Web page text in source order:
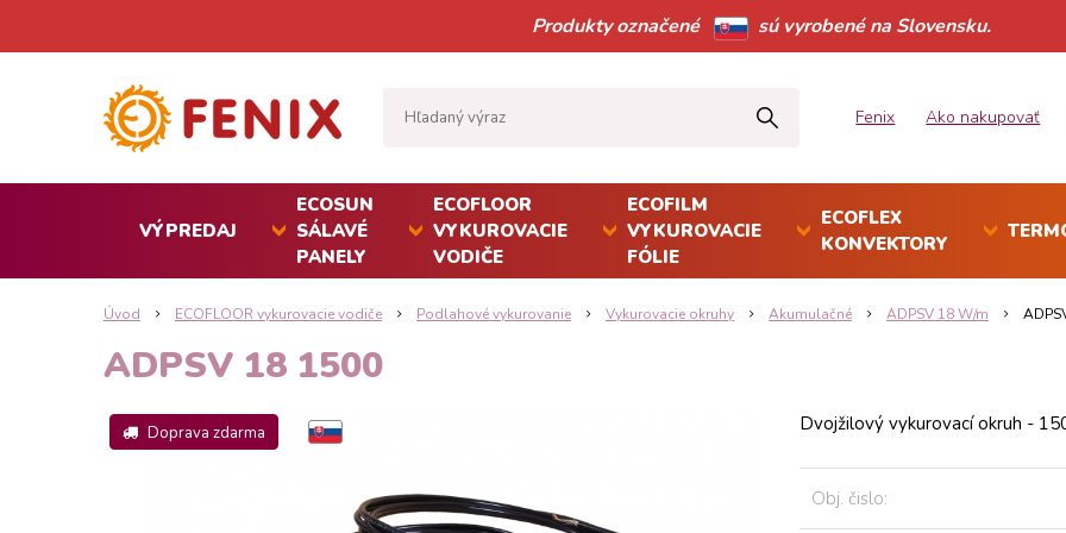
Produkty označené sú vyrobené na Slovensku.
Fenix Ako nakupovať
VÝPREDAJ
ECOSUN
SÁLAVÉ
PANELY
ECOFLOOR
VYKUROVACIE
VODIČE
ECOFILM
VYKUROVACIE
FÓLIE
ECOFLEX
KONVEKTORY
Úvod ECOFLOOR vykurovacie vodiče Podlahové vykurovanie Vykurovacie okruhy Akumulačné ADPSV 18 W/m
ADPSV 18 1500
Doprava zdarma Dvojžilový vykurovací okruh -
Obj. čislo: